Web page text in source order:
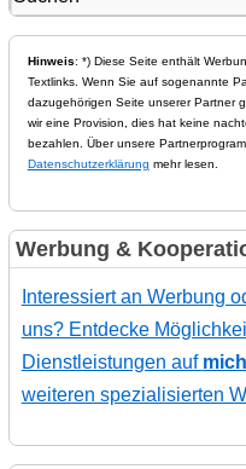
Hinweis: *) Diese Seite enthält
Textlinks. Wenn Sie auf sogenannte
dazugehörigen Seite unserer Partner
wir eine Provision, dies hat keine
bezahlen. Über unsere
Datenschutzerklärung mehr lesen.
Werbung &
Interessiert an Werbung
uns? Entdecke
Dienstleistungen auf
weiteren spezialisierten